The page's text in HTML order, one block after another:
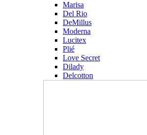
Marisa
Del Rio
DeMillus
Moderna
Lucitex
Plié
Love Secret
Dilady
Delcotton